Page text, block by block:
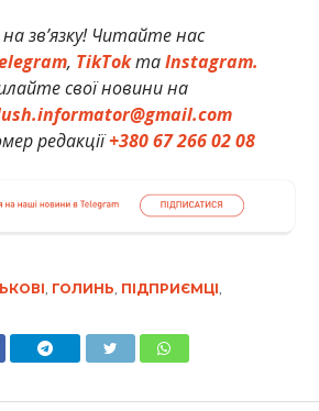
зв’язку! Читайте нас
, TikTokтаInstagram.
свої новини на
редакції+380 67 266 02 08
, ГОЛИНЬ, ПІДПРИЄМЦІ,